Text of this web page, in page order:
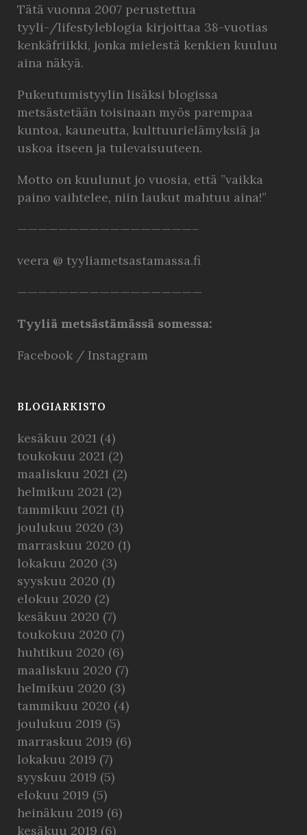
Tätä vuonna 2007 perustettua
tyyli-/lifestyleblogia kirjoittaa 38-vuotias
kenkäfriikki, jonka mielestä kenkien kuuluu
aina näkyä.
Pukeutumistyylin lisäksi blogissa
metsästetään toisinaan myös parempaa
kuntoa, kauneutta, kulttuurielämyksiä ja
uskoa itseen ja tulevaisuuteen.
Motto on kuulunut jo vuosia, että ”vaikka
paino vaihtelee, niin laukut mahtuu aina!”
—————————————————–
veera @ tyyliametsastamassa.fi
——————————————————
Tyyliä metsästämässä somessa:
Facebook / Instagram
BLOGIARKISTO
kesäkuu 2021 (4)
toukokuu 2021 (2)
maaliskuu 2021 (2)
helmikuu 2021 (2)
tammikuu 2021 (1)
joulukuu 2020 (3)
marraskuu 2020 (1)
lokakuu 2020 (3)
syyskuu 2020 (1)
elokuu 2020 (2)
kesäkuu 2020 (7)
toukokuu 2020 (7)
huhtikuu 2020 (6)
maaliskuu 2020 (7)
helmikuu 2020 (3)
tammikuu 2020 (4)
joulukuu 2019 (5)
marraskuu 2019 (6)
lokakuu 2019 (7)
syyskuu 2019 (5)
elokuu 2019 (5)
heinäkuu 2019 (6)
kesäkuu 2019 (6)